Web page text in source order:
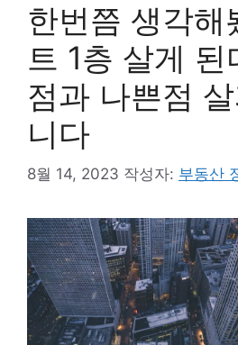
한번쯤 생각해
트 1층 살게 된
점과 나쁜점
니다
8월 14, 2023 작성자: 부동산